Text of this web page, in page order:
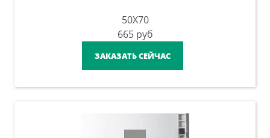
50X70
665 руб
ЗАКАЗАТЬ СЕЙЧАС